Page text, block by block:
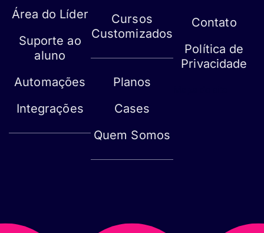
Área do Líder
Suporte ao
aluno
Automações
Integrações
Cursos
Customizados
Planos
Cases
Quem Somos
Contato
Política de
Privacidade